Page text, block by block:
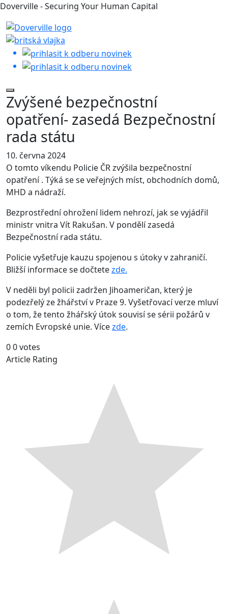
Doverville - Securing Your Human Capital
Zvýšené bezpečnostní
opatření- zasedá Bezpečnostní
rada státu
10. června 2024
O tomto víkendu Policie ČR zvýšila bezpečnostní
opatření . Týká se se veřejných míst, obchodních domů,
MHD a nádraží.
Bezprostřední ohrožení lidem nehrozí, jak se vyjádřil
ministr vnitra Vít Rakušan. V pondělí zasedá
Bezpečnostní rada státu.
Policie vyšetřuje kauzu spojenou s útoky v zahraničí.
Bližší informace se dočtetezde.
V neděli byl policii zadržen Jihoameričan, který je
podezřelý ze žhářství v Praze 9. Vyšetřovací verze mluví
o tom, že tento žhářský útok souvisí se sérii požárů v
zemích Evropské unie. Vícezde.
00votes
Article Rating